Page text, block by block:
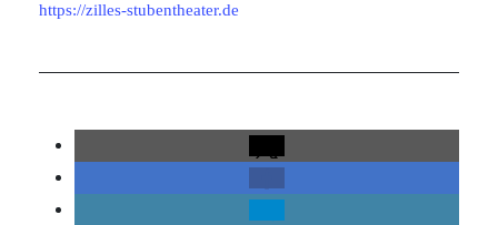
https://zilles-stubentheater.de